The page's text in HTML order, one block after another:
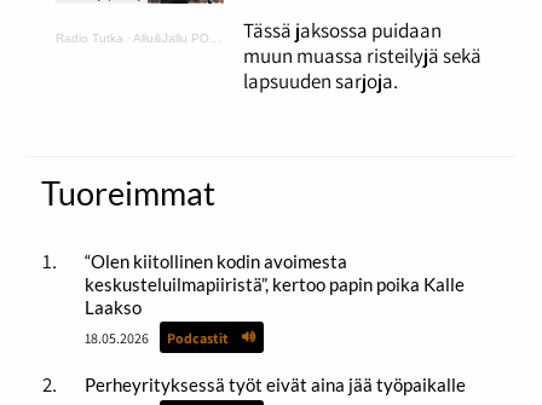
Radio Tutka ·Allu&Jallu PODCAST 5 Risset ja lapsuuden sarjat
Tässä jaksossa puidaan
muun muassa risteilyjä sekä
lapsuuden sarjoja.
Tuoreimmat
“Olen kiitollinen kodin avoimesta
keskusteluilmapiiristä”, kertoo papin poika Kalle
Laakso
18.05.2026 Podcastit
Perheyrityksessä työt eivät aina jää työpaikalle